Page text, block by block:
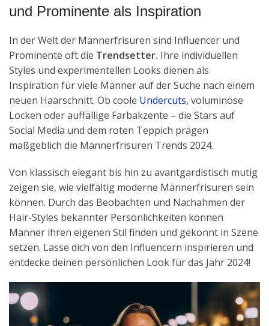
und Prominente als Inspiration
In der Welt der Männerfrisuren sind Influencer und
Prominente oft die Trendsetter. Ihre individuellen
Styles und experimentellen Looks dienen als
Inspiration für viele Männer auf der Suche nach einem
neuen Haarschnitt. Ob coole Undercuts, voluminöse
Locken oder auffällige Farbakzente – die Stars auf
Social Media und dem roten Teppich prägen
maßgeblich die Männerfrisuren Trends 2024.
Von klassisch elegant bis hin zu avantgardistisch mutig
zeigen sie, wie vielfältig moderne Männerfrisuren sein
können. Durch das Beobachten und Nachahmen der
Hair-Styles bekannter Persönlichkeiten können
Männer ihren eigenen Stil finden und gekonnt in Szene
setzen. Lasse dich von den Influencern inspirieren und
entdecke deinen persönlichen Look für das Jahr 2024!